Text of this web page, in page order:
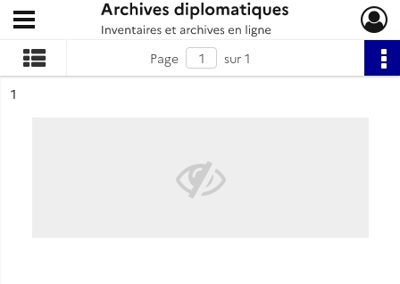
Archives diplomatiques
Ouvrir le menu déroulant
Page
sur 1
n°
1